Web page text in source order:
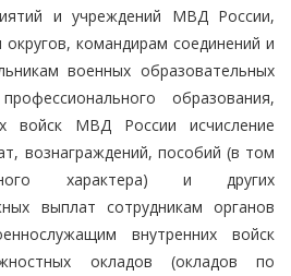
и учреждений МВД России,
командирам соединений и
военных образовательных
образования,
войск МВД России исчисление
вознаграждений, пособий (в том
характера) и других
выплат сотрудникам органов
внутренних войск
окладов (окладов по